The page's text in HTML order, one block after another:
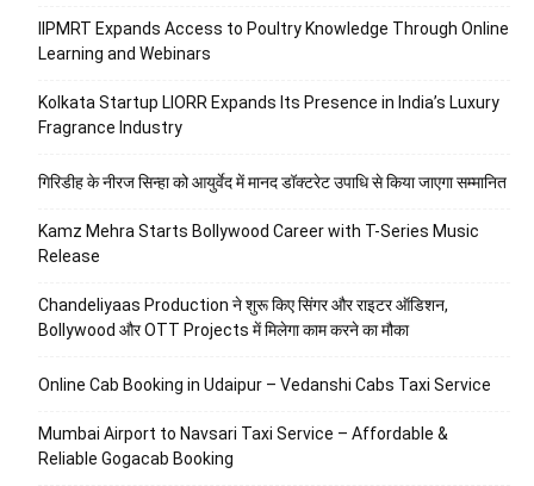
IIPMRT Expands Access to Poultry Knowledge Through Online
Learning and Webinars
Kolkata Startup LIORR Expands Its Presence in India’s Luxury
Fragrance Industry
गिरिडीह के नीरज सिन्हा को आयुर्वेद में मानद डॉक्टरेट उपाधि से किया जाएगा सम्मानित
Kamz Mehra Starts Bollywood Career with T-Series Music
Release
Chandeliyaas Production ने शुरू किए सिंगर और राइटर ऑडिशन,
Bollywood और OTT Projects में मिलेगा काम करने का मौका
Online Cab Booking in Udaipur – Vedanshi Cabs Taxi Service
Mumbai Airport to Navsari Taxi Service – Affordable &
Reliable Gogacab Booking